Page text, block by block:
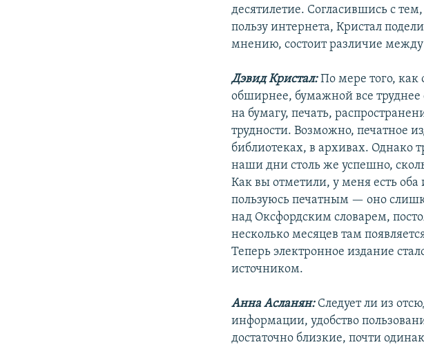
десятилетие. Согласившись с
пользу интернета, Кристал
мнению, состоит различие
Дэвид Кристал:По мере того, как
обширнее, бумажной все труднее
на бумагу, печать,
трудности. Возможно, печатное
библиотеках, в архивах. Однако
наши дни столь же успешно,
Как вы отметили, у меня есть
пользуюсь печатным — оно
над Оксфордским словарем,
несколько месяцев там
Теперь электронное издание
источником.
Анна Асланян: Следует ли из
информации, удобство
достаточно близкие, почти